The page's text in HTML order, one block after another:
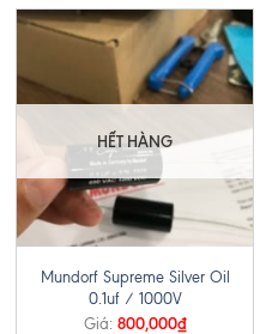
HẾT HÀNG
Mundorf Supreme Silver Oil
0.1uf / 1000V
Giá: 800,000₫